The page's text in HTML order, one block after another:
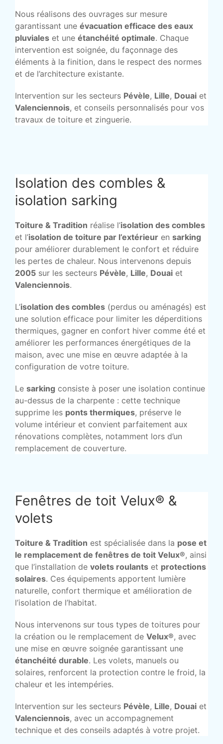
Nous réalisons des ouvrages sur mesure
garantissant une évacuation efficace des eaux
pluviales et une étanchéité optimale. Chaque
intervention est soignée, du façonnage des
éléments à la finition, dans le respect des normes
et de l’architecture existante.
Intervention sur les secteurs Pévèle, Lille, Douai et
Valenciennois, et conseils personnalisés pour vos
travaux de toiture et zinguerie.
Isolation des combles &
isolation sarking
Toiture & Tradition réalise l’isolation des combles
et l’isolation de toiture par l’extérieur en sarking
pour améliorer durablement le confort et réduire
les pertes de chaleur. Nous intervenons depuis
2005 sur les secteurs Pévèle, Lille, Douai et
Valenciennois.
L’isolation des combles (perdus ou aménagés) est
une solution efficace pour limiter les déperditions
thermiques, gagner en confort hiver comme été et
améliorer les performances énergétiques de la
maison, avec une mise en œuvre adaptée à la
configuration de votre toiture.
Le sarking consiste à poser une isolation continue
au-dessus de la charpente : cette technique
supprime les ponts thermiques, préserve le
volume intérieur et convient parfaitement aux
rénovations complètes, notamment lors d’un
remplacement de couverture.
Fenêtres de toit Velux® &
volets
Toiture & Tradition est spécialisée dans la pose et
le remplacement de fenêtres de toit Velux®, ainsi
que l’installation de volets roulants et protections
solaires. Ces équipements apportent lumière
naturelle, confort thermique et amélioration de
l’isolation de l’habitat.
Nous intervenons sur tous types de toitures pour
la création ou le remplacement de Velux®, avec
une mise en œuvre soignée garantissant une
étanchéité durable. Les volets, manuels ou
solaires, renforcent la protection contre le froid, la
chaleur et les intempéries.
Intervention sur les secteurs Pévèle, Lille, Douai et
Valenciennois, avec un accompagnement
technique et des conseils adaptés à votre projet.